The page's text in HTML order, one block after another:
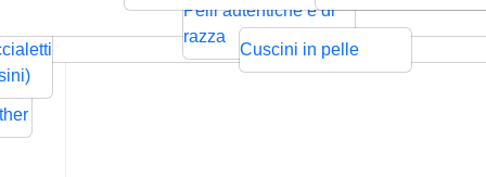
Rilievo
Pelli autentiche e di
razza
Pressione
Cuscini in pelle